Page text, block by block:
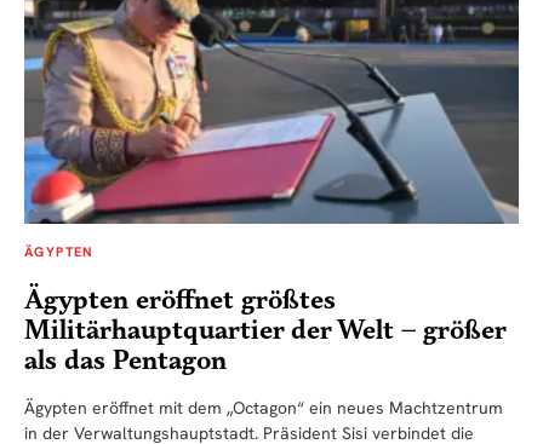
ÄGYPTEN
Ägypten eröffnet größtes
Militärhauptquartier der Welt – größer
als das Pentagon
Ägypten eröffnet mit dem „Octagon“ ein neues Machtzentrum
in der Verwaltungshauptstadt. Präsident Sisi verbindet die